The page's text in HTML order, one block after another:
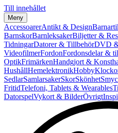
Till innehållet
Meny
AccessoarerAntikt & Design
BarnskorBarnleksakerBiljetter &
TidningarDatorer & TillbehörDVD
VideofilmerFordonFordonsdelar &
OptikFrimärkenHandgjort &
HushållHemelektronikHobby
SedlarSamlarsakerSkorSkönhet
FritidTelefoni, Tablets & Wearables
DatorspelVykort & BilderÖvrigt